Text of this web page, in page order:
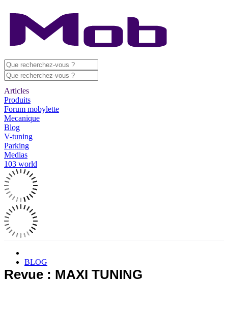
Articles
Produits
Forum mobylette
Mecanique
Blog
V-tuning
Parking
Medias
103 world
BLOG
Revue : MAXI TUNING